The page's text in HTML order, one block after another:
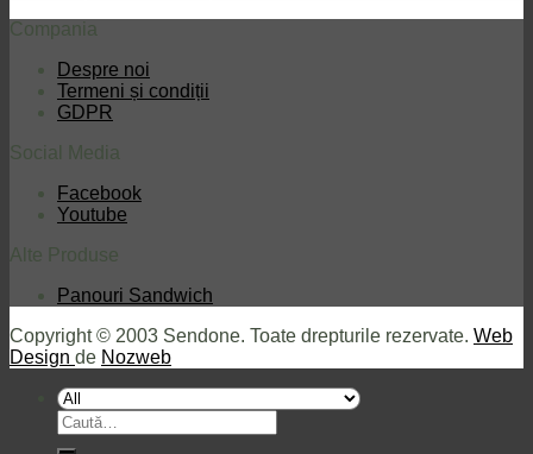
Compania
Despre noi
Termeni și condiții
GDPR
Social Media
Facebook
Youtube
Alte Produse
Panouri Sandwich
Copyright © 2003 Sendone. Toate drepturile rezervate. Web
Design de Nozweb
Caută
după: